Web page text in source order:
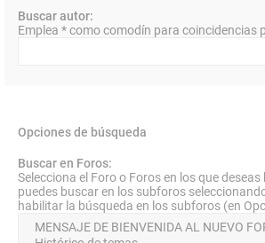
Buscar autor:
Emplea * como comodín para coincidencias
Opciones de búsqueda
Buscar en Foros:
Selecciona el Foro o Foros en los que
puedes buscar en los subforos
habilitar la búsqueda en los subforos (en